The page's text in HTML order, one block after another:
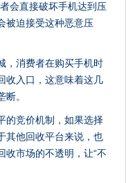
会直接破坏手机达到压
被迫接受这种恶意压
，消费者在购买手机时
收入口，这意味着这几
。
的竞价机制，如果选择
其他回收平台来说，也
收市场的不透明，让“不